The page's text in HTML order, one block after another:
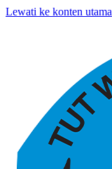
Lewati ke konten utama